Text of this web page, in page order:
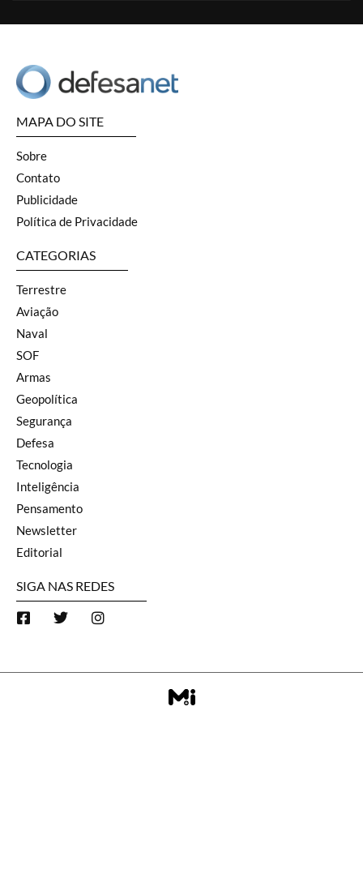
MAPA DO SITE
Sobre
Contato
Publicidade
Política de Privacidade
CATEGORIAS
Terrestre
Aviação
Naval
SOF
Armas
Geopolítica
Segurança
Defesa
Tecnologia
Inteligência
Pensamento
Newsletter
Editorial
SIGA NAS REDES